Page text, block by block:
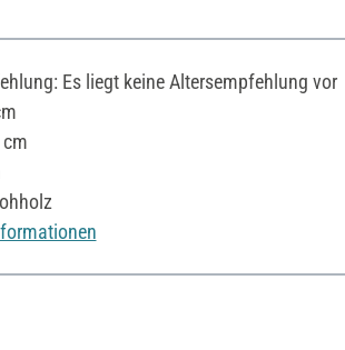
Es liegt keine Altersempfehlung vor